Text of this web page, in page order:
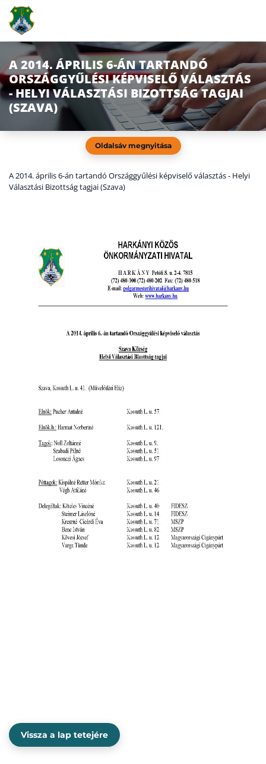
A 2014. ÁPRILIS 6-ÁN TARTANDÓ
ORSZÁGGYŰLÉSI KÉPVISELŐ VÁLASZTÁS
- HELYI VÁLASZTÁSI BIZOTTSÁG TAGJAI
(SZAVA)
Oldalsáv megnyitása
A 2014. április 6-án tartandó Országgyűlési képviselő választás - Helyi
Választási Bizottság tagjai (Szava)
Vissza a lap tetejére